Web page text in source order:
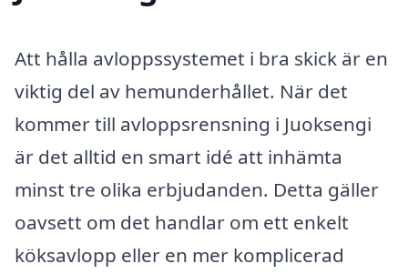
Att hålla avloppssystemet i bra skick är en
viktig del av hemunderhållet. När det
kommer till avloppsrensning i Juoksengi
är det alltid en smart idé att inhämta
minst tre olika erbjudanden. Detta gäller
oavsett om det handlar om ett enkelt
köksavlopp eller en mer komplicerad